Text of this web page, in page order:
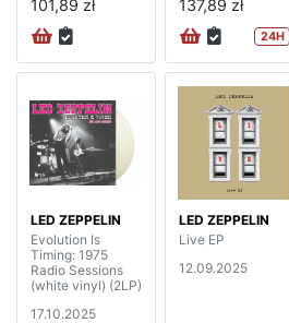
101,89 zł 137,89 zł
24H
LED ZEPPELIN
Evolution Is
Timing: 1975
Radio Sessions
(white vinyl) (2LP)
17.10.2025
LED ZEPPELIN
Live EP
12.09.2025